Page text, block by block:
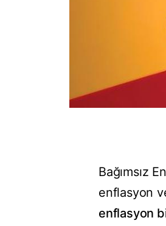
Bağımsız
enflasyon
enflasyon